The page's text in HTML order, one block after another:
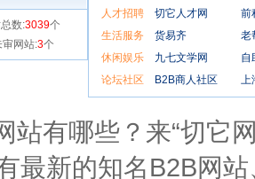
数:3039个
审网站:3个
人才招聘
切它人才网
前
生活服务
货易齐
老
休闲娱乐
九七文学网
自
论坛社区
B2B商人社区 上
站有哪些？来“切它
最新的知名B2B网